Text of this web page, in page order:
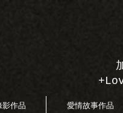
作品 愛情故事作品